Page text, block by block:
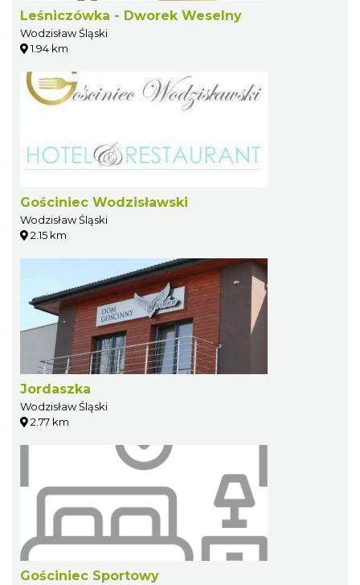
Leśniczówka - Dworek Weselny
Wodzisław Śląski
1.94 km
Gościniec Wodzisławski
Wodzisław Śląski
2.15 km
Jordaszka
Wodzisław Śląski
2.77 km
Gościniec Sportowy